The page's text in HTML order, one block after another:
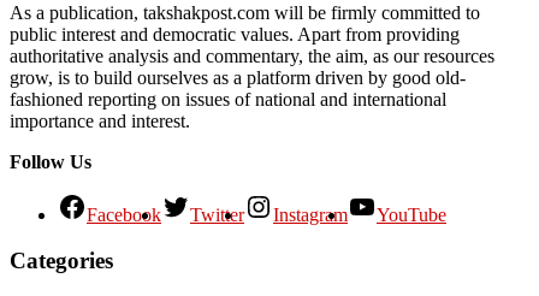
As a publication, takshakpost.com will be firmly committed to
public interest and democratic values. Apart from providing
authoritative analysis and commentary, the aim, as our resources
grow, is to build ourselves as a platform driven by good old-
fashioned reporting on issues of national and international
importance and interest.
Follow Us
Facebook Twitter Instagram YouTube
Categories